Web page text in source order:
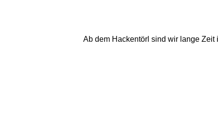
Ab dem Hackentörl sind wir lange